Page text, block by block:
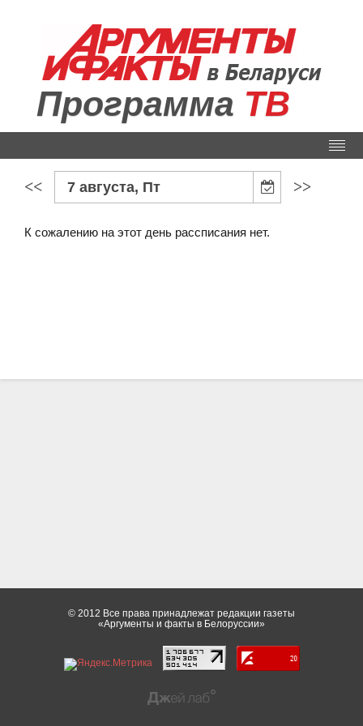
Программа ТВ
<< 7 августа, Пт >>
К сожалению на этот день рассписания нет.
© 2012 Все права принадлежат редакции газеты
«Аргументы и факты в Белоруссии»